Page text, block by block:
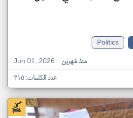
Politics
Jun 01, 2026
منذ شهرين
عدد الكلمات: ٢١٥